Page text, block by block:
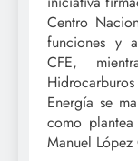
Centro
funciones y
CFE,
Energía se
como
Manuel